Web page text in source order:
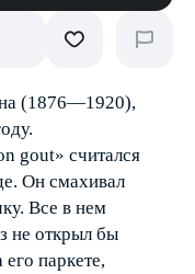
(1876—1920),
gout» считался
Он смахивал
Все в нем
не открыл бы
паркете,